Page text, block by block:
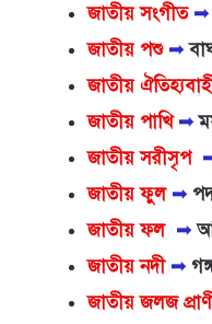
জাতীয় সংগীত➟
জাতীয় পশু ➟
জাতীয়ঐতিহ্য
জাতীয় পাখি ➟
জাতীয় সরীসৃপ
জাতীয় ফুল ➟
জাতীয় ফল ➟
জাতীয় নদী ➟
জাতীয় জলজ